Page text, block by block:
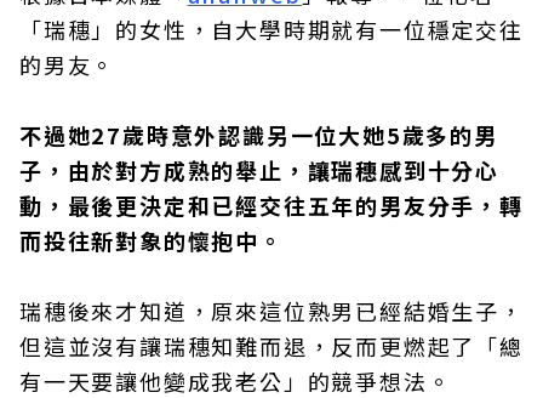
「瑞穗」的女性，自大學時期就有一位穩定交往
的男友。
不過她27歲時意外認識另一位大她5歲多的男
子，由於對方成熟的舉止，讓瑞穗感到十分心
動，最後更決定和已經交往五年的男友分手，轉
而投往新對象的懷抱中。
瑞穗後來才知道，原來這位熟男已經結婚生子，
但這並沒有讓瑞穗知難而退，反而更燃起了「總
有一天要讓他變成我老公」的競爭想法。